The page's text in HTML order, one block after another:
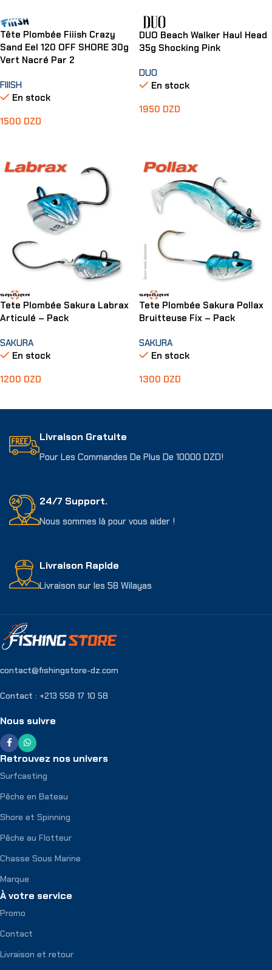
Tête Plombée Fiiish Crazy
Sand Eel 120 OFF SHORE 30g
Vert Nacré Par 2
FIIISH
En stock
1500 DZD
DUO Beach Walker Haul Head
35g Shocking Pink
DUO
En stock
1950 DZD
Tete Plombée Sakura Labrax
Articulé – Pack
SAKURA
En stock
1200 DZD
Tete Plombée Sakura Pollax
Bruitteuse Fix – Pack
SAKURA
En stock
1300 DZD
Livraison Gratuite
Pour Les Commandes De Plus De 10000 DZD!
24/7 Support.
Nous sommes là pour vous aider !
Livraison Rapide
Livraison sur les 58 Wilayas
contact@fishingstore-dz.com
Contact : +213 558 17 10 58
Nous suivre
Retrouvez nos univers
Surfcasting
Pêche en Bateau
Shore et Spinning
Pêche au Flotteur
Chasse Sous Marine
Marque
À votre service
Promo
Contact
Livraison et retour